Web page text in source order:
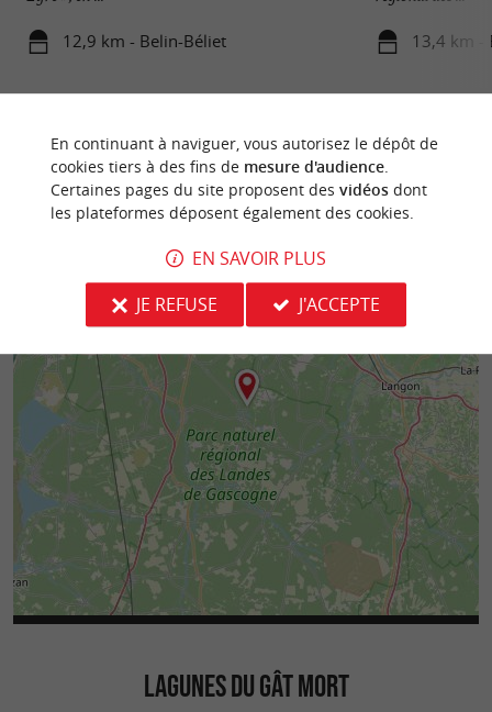
12,9 km - Belin-Béliet 13,4 km -
LAGUNES DU GÂT MORT
En continuant à naviguer, vous autorisez le dépôt de
cookies tiers à des fins de mesure d'audience.
Certaines pages du site proposent des vidéosdont
les plateformes déposent également des cookies.
EN SAVOIR PLUS
JE REFUSE
J'ACCEPTE